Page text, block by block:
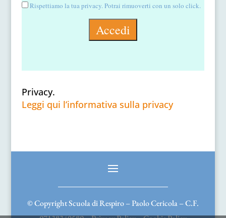
Rispettiamo la tua privacy. Potrai rimuoverti con un solo click.
Privacy.
Leggi qui l’informativa sulla privacy
© Copyright Scuola di Respiro – Paolo Cericola – C.F.